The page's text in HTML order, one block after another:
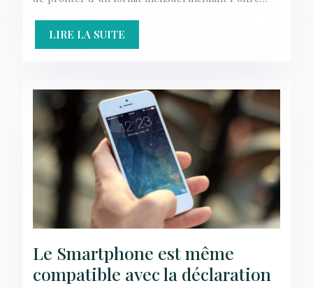
LIRE LA SUITE
Le Smartphone est même
compatible avec la déclaration